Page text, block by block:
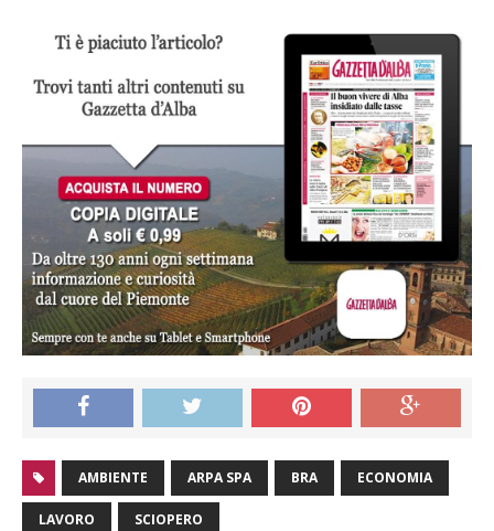
AMBIENTE ARPA SPA BRA ECONOMIA
LAVORO SCIOPERO